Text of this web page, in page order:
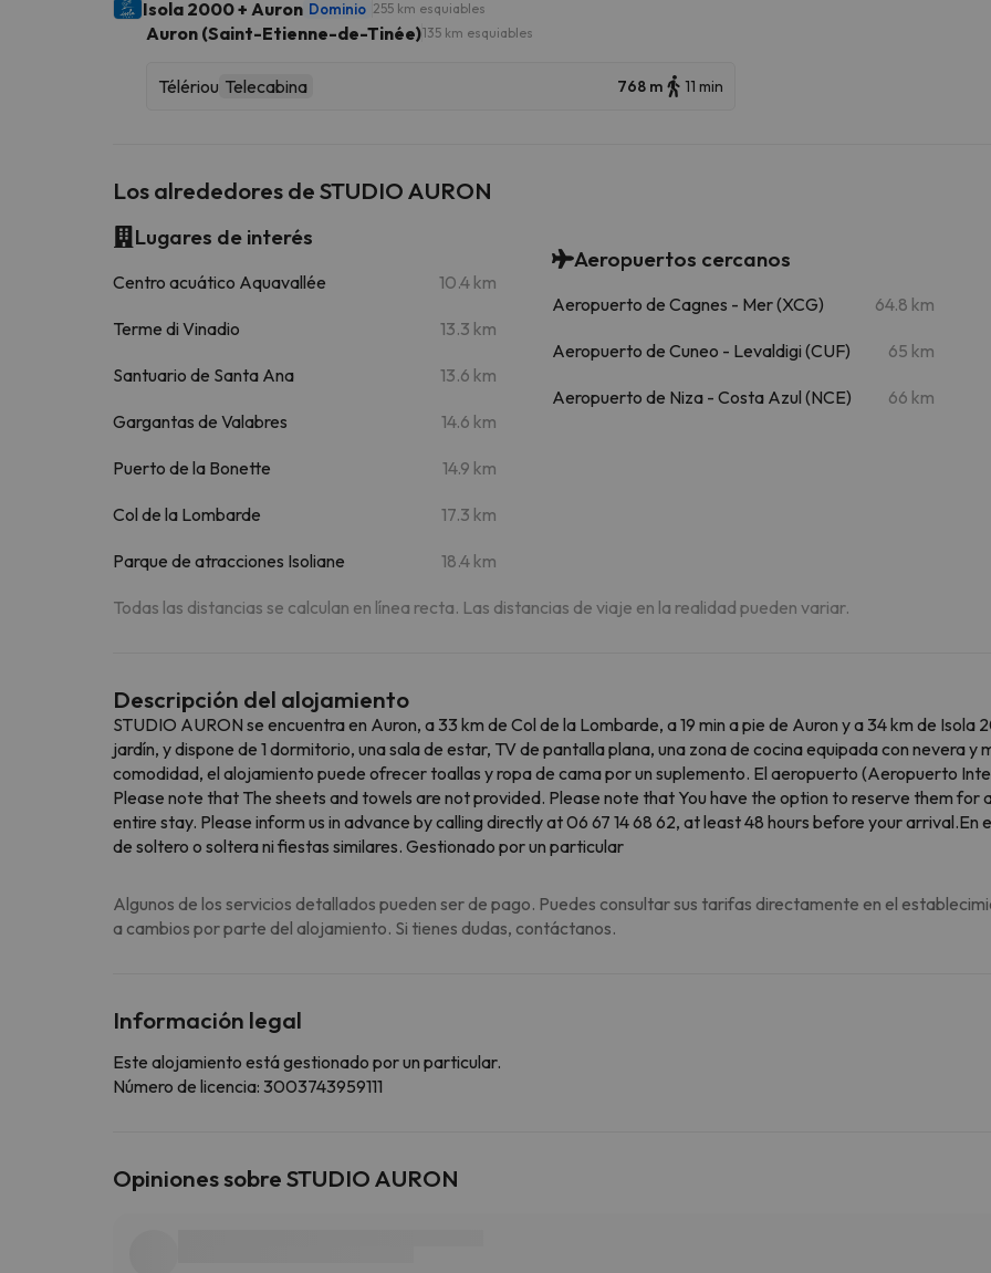
Isola 2000 + Auron Dominio 255 km esquiables
Auron (Saint-Etienne-de-Tinée)135 km esquiables
Télériou Telecabina 768 m 11 min
Los alrededores de STUDIO AURON
Lugares de interés
Centro acuático Aquavallée 10.4 km
Terme di Vinadio 13.3 km
Santuario de Santa Ana 13.6 km
Gargantas de Valabres 14.6 km
Puerto de la Bonette 14.9 km
Col de la Lombarde 17.3 km
Parque de atracciones Isoliane 18.4 km
Aeropuertos cercanos
Aeropuerto de Cagnes - Mer (XCG) 64.8 km
Aeropuerto de Cuneo - Levaldigi (CUF) 65 km
Aeropuerto de Niza - Costa Azul (NCE) 66 km
Todas las distancias se calculan en línea recta. Las distancias de viaje en la realidad pueden variar.
Descripción del alojamiento
STUDIO AURON se encuentra en Auron, a 33 km de Col de la Lombarde, a 19 min a pie de Auron y a 34 km de
jardín, y dispone de 1 dormitorio, una sala de estar, TV de pantalla plana, una zona de cocina equipada con nevera y
comodidad, el alojamiento puede ofrecer toallas y ropa de cama por un suplemento. El aeropuerto (Aeropuerto
Please note that The sheets and towels are not provided. Please note that You have the option to reserve them
entire stay. Please inform us in advance by calling directly at 06 67 14 68 62, at least 48 hours before your
de soltero o soltera ni fiestas similares. Gestionado por un particular
Algunos de los servicios detallados pueden ser de pago. Puedes consultar sus tarifas directamente en el
a cambios por parte del alojamiento. Si tienes dudas, contáctanos.
Información legal
Este alojamiento está gestionado por un particular.
Número de licencia: 3003743959111
Opiniones sobre STUDIO AURON